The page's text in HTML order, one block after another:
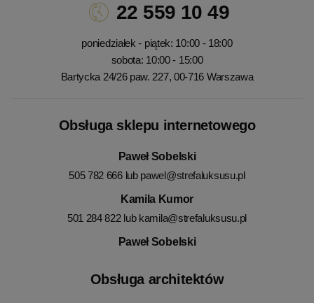
22 559 10 49
poniedziałek - piątek: 10:00 - 18:00
sobota: 10:00 - 15:00
Bartycka 24/26 paw. 227, 00-716 Warszawa
Obsługa sklepu internetowego
Paweł Sobelski
505 782 666 lub pawel@strefaluksusu.pl
Kamila Kumor
501 284 822 lub kamila@strefaluksusu.pl
Paweł Sobelski
Obsługa architektów